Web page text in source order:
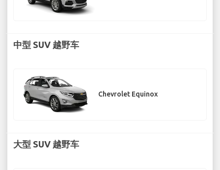
中型 SUV 越野车
Chevrolet Equinox
大型 SUV 越野车